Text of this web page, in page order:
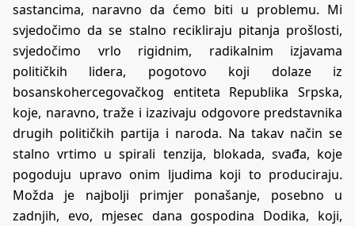
sastancima, naravno da ćemo biti u problemu. Mi
svjedočimo da se stalno recikliraju pitanja prošlosti,
svjedočimo vrlo rigidnim, radikalnim izjavama
političkih lidera, pogotovo koji dolaze iz
bosanskohercegovačkog entiteta Republika Srpska,
koje, naravno, traže i izazivaju odgovore predstavnika
drugih političkih partija i naroda. Na takav način se
stalno vrtimo u spirali tenzija, blokada, svađa, koje
pogoduju upravo onim ljudima koji to produciraju.
Možda je najbolji primjer ponašanje, posebno u
zadnjih, evo, mjesec dana gospodina Dodika, koji,